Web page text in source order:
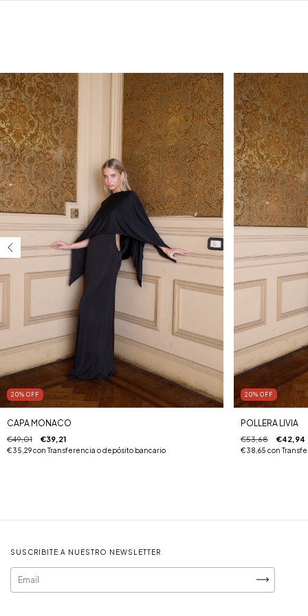
20% OFF
CAPA MONACO
€49,01 €39,21
€35,29con Transferencia o depósito bancario
20% OFF
POLLERA LIVIA
€53,68 €42,94
€38,65 con
SUSCRIBITE A NUESTRO NEWSLETTER